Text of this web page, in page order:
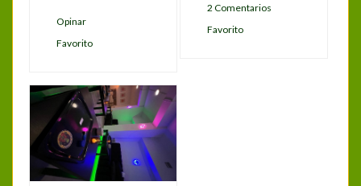
Opinar
Favorito
2 Comentarios
Favorito